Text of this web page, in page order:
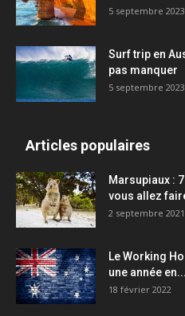
5 septembre 2023
Surf trip en
pas manquer
5 septembre 2023
Articles populaires
Marsupiaux :
vous allez
2 septembre 2021
Le Working
une année en...
18 février 2022